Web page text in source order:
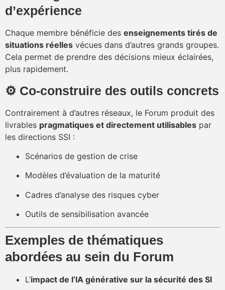
d’expérience
Chaque membre bénéficie des enseignements tirés de
situations réelles vécues dans d’autres grands groupes.
Cela permet de prendre des décisions mieux éclairées,
plus rapidement.
⚙️ Co-construire des outils concrets
Contrairement à d’autres réseaux, le Forum produit des
livrables pragmatiques et directement utilisables par
les directions SSI :
Scénarios de gestion de crise
Modèles d’évaluation de la maturité
Cadres d’analyse des risques cyber
Outils de sensibilisation avancée
Exemples de thématiques
abordées au sein du Forum
L’impact de l’IA générative sur la sécurité des SI